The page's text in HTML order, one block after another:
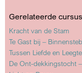
Gerelateerde
Kracht van de Stam
Te Gast bij –
Tussen Liefde en
De Ont-dekkingstocht